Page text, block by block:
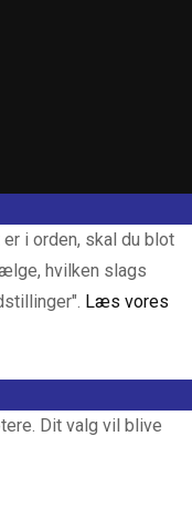
i orden, skal du blot
hvilken slags
Læs vores
Dit valg vil blive